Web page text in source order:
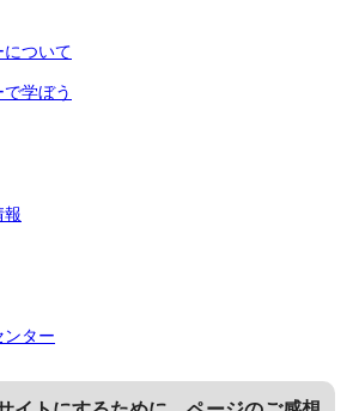
ついて
学ぼう
報
ンター